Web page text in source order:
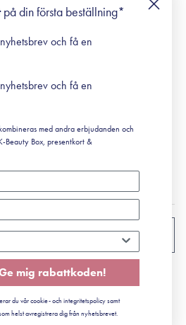
SVERIGE
42, 6715 Esbjerg N
på din första beställning*
och få en
och få en
med andra erbjudanden och
Beauty Box, presentkort &
mig rabattkoden!
du vår cookie- och integritetspolicy samt
helst avregistrera dig från nyhetsbrevet.